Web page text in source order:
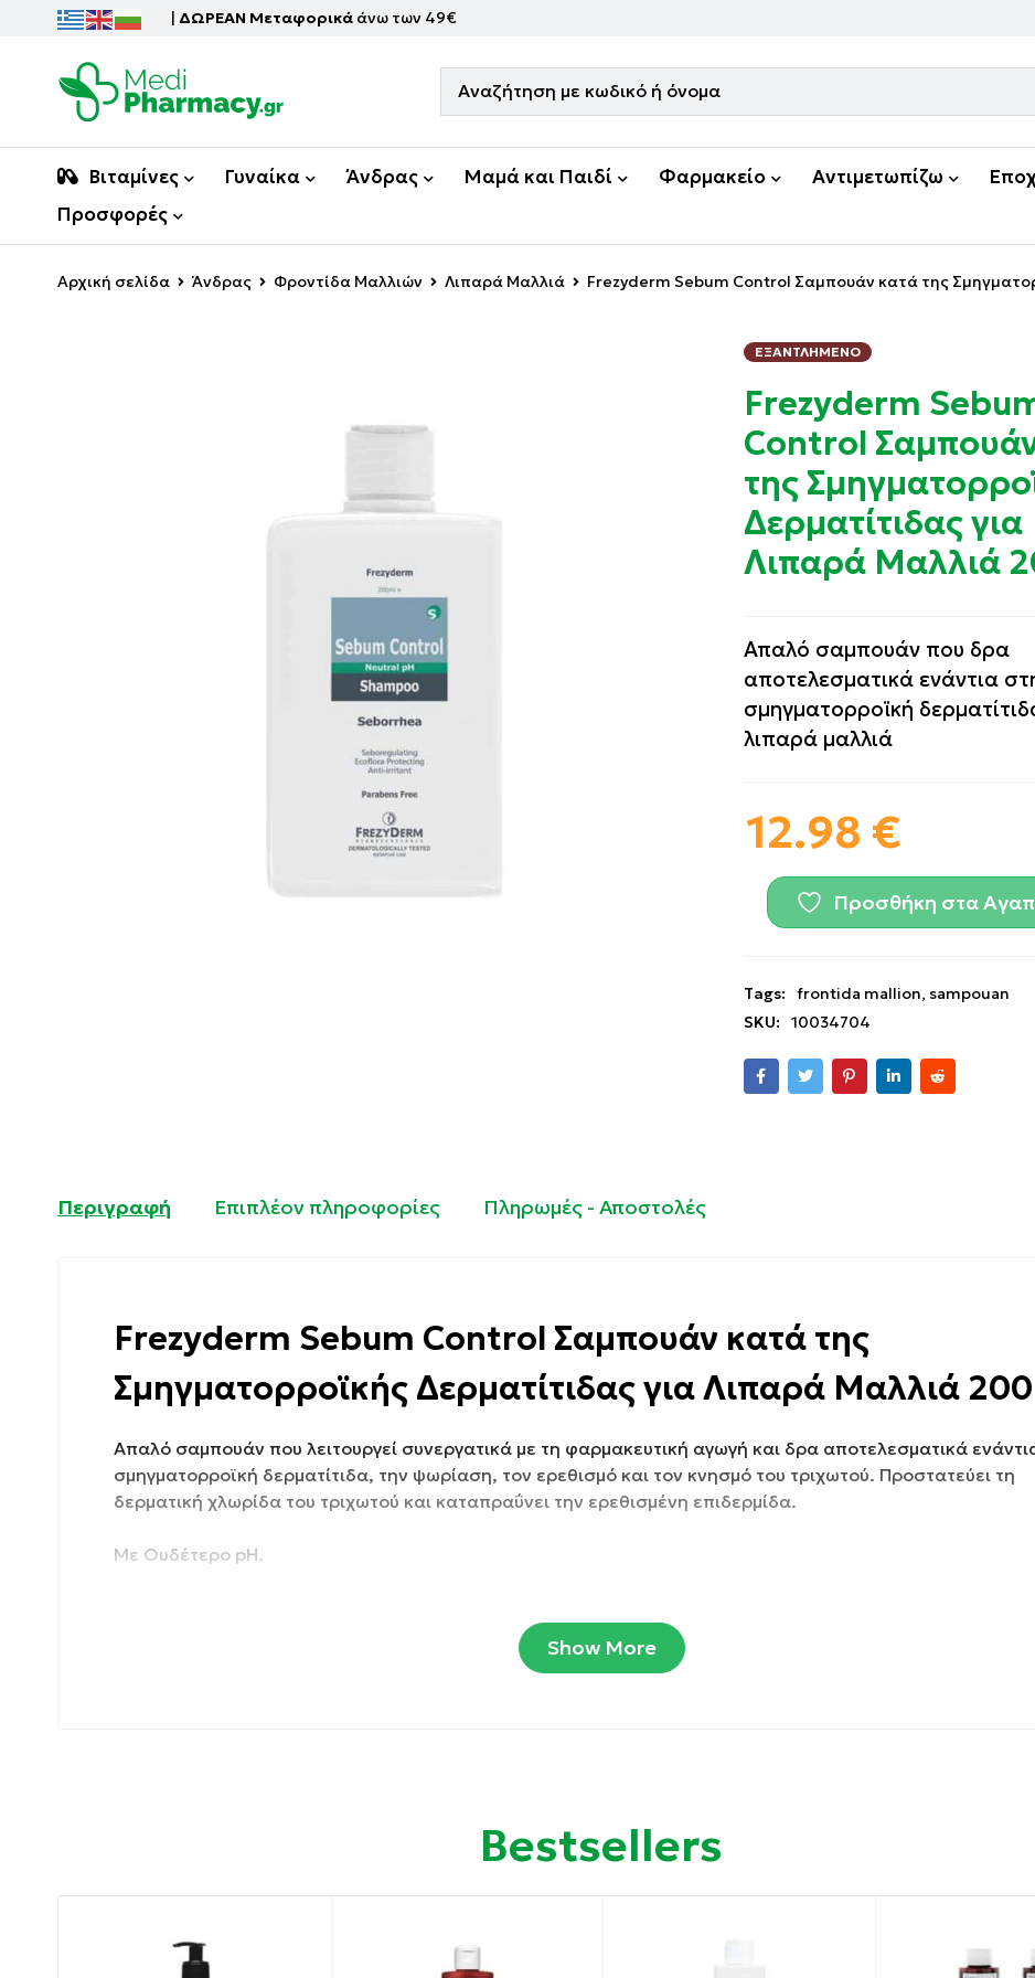
| ΔΩΡΕΑΝ Μεταφορικά άνω των 49€
Βιταμίνες Γυναίκα Άνδρας Μαμά και Παιδί Φαρμακείο Αντιμετωπίζω
Προσφορές
Αρχική σελίδα Άνδρας Φροντίδα Μαλλιών Λιπαρά Μαλλιά Frezyderm Sebum Control Σαμπουάν κατά της
ΕΞΑΝΤΛΗΜΈΝΟ
Frezyderm
Control
της
Δερματίτιδας για
Λιπαρά Μαλλιά
Απαλό σαμπουάν που δρα
αποτελεσματικά ενάντια
σμηγματορροϊκή
λιπαρά μαλλιά
12.98 €
Προσθήκη στα
Tags: frontida mallion, sampouan
SKU:
10034704
Περιγραφή Επιπλέον πληροφορίες Πληρωμές - Αποστολές
Frezyderm Sebum Control Σαμπουάν κατά της
Σμηγματορροϊκής Δερματίτιδας για Λιπαρά Μαλλιά
Απαλό σαμπουάν που λειτουργεί συνεργατικά με τη φαρμακευτική αγωγή και δρα αποτελεσματικά
σμηγματορροϊκή δερματίτιδα, την ψωρίαση, τον ερεθισμό και τον κνησμό του τριχωτού. Προστατεύει τη
δερματική χλωρίδα του τριχωτού και καταπραΰνει την ερεθισμένη επιδερμίδα.
Με Ουδέτερο pH.
Προστατεύει και εξισορροπεί τη δερματική χλωρίδα.
Καταπραΰνει τα συμπτώματα δερματικής δυσανεξίας.
Οδηγίες χρήσης:
Show More
Bestsellers